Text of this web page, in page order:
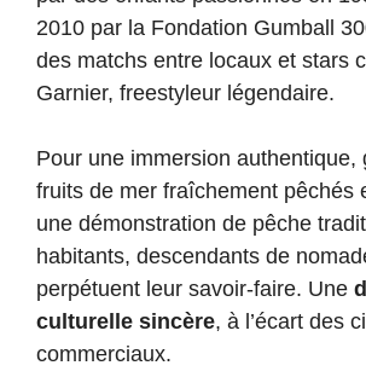
2010 par la Fondation Gumball
des matchs entre locaux et stars
Garnier, freestyleur légendaire.
Pour une immersion authentique,
fruits de mer fraîchement pêchés
une démonstration de pêche
habitants, descendants de
perpétuent leur savoir-faire. Une
culturelle sincère, à l’écart des
commerciaux.